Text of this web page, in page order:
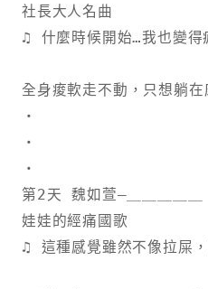
社長大人名曲
♫ 什麼時候開始…我也變
全身痠軟走不動，只想躺在
・
・
・
第2天 魏如萱—＿＿＿＿＿
娃娃的經痛國歌
♫ 這種感覺雖然不像拉屎